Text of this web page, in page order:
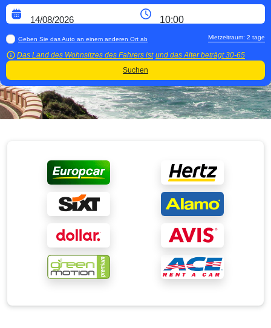
Geben Sie das Auto an einem anderen Ort ab
Das Land des Wohnsitzes des Fahrers ist und das Alter beträgt30-65
Mietzeitraum: 2 tage
Suchen